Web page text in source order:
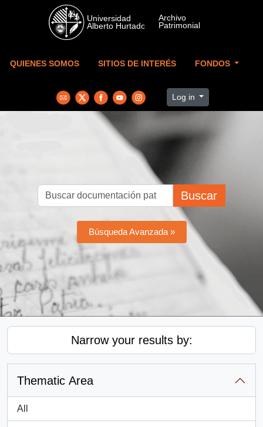
Skip to main content
QUIENES SOMOS SITIOS DE INTERÉS FONDOS
Log in
Buscar
Búsqueda Avanzada »
Narrow your results by:
Thematic Area
All